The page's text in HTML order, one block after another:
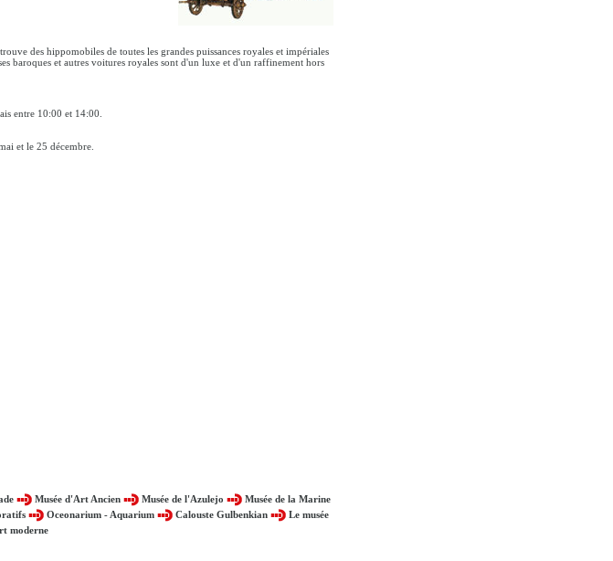
des hippomobiles de toutes les grandes puissances royales et impériales
baroques et autres voitures royales sont d'un luxe et d'un raffinement hors
entre 10:00 et 14:00.
et le 25 décembre.
Musée d'Art Ancien Musée de l'Azulejo
Musée de la Marine
Oceonarium - Aquarium Calouste Gulbenkian
Le musée
moderne